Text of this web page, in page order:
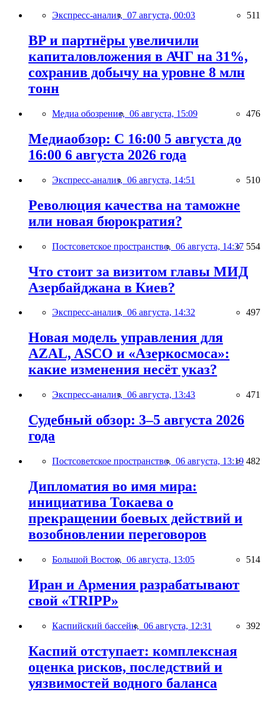
Экспресс-анализ, 07 августа, 00:03 511
BP и партнёры увеличили
капиталовложения в АЧГ на 31%,
сохранив добычу на уровне 8 млн
тонн
Медиа обозрение, 06 августа, 15:09 476
Медиаобзор: С 16:00 5 августа до
16:00 6 августа 2026 года
Экспресс-анализ, 06 августа, 14:51 510
Революция качества на таможне
или новая бюрократия?
Постсоветское пространство, 06 августа, 14:37 554
Что стоит за визитом главы МИД
Азербайджана в Киев?
Экспресс-анализ, 06 августа, 14:32 497
Новая модель управления для
AZAL, ASCO и «Азеркосмоса»:
какие изменения несёт указ?
Экспресс-анализ, 06 августа, 13:43 471
Судебный обзор: 3–5 августа 2026
года
Постсоветское пространство, 06 августа, 13:19 482
Дипломатия во имя мира:
инициатива Токаева о
прекращении боевых действий и
возобновлении переговоров
Большой Восток, 06 августа, 13:05 514
Иран и Армения разрабатывают
свой «TRIPP»
Каспийский бассейн, 06 августа, 12:31 392
Каспий отступает: комплексная
оценка рисков, последствий и
уязвимостей водного баланса